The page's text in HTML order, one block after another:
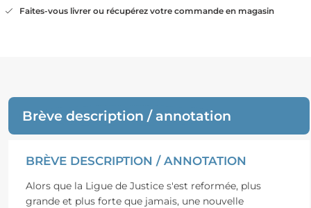
Faites-vous livrer ou récupérez votre commande en magasin
Brève description / annotation
BRÈVE DESCRIPTION / ANNOTATION
Alors que la Ligue de Justice s'est reformée, plus
grande et plus forte que jamais, une nouvelle